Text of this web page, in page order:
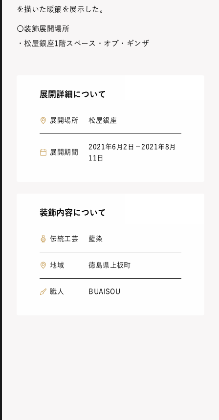
を描いた暖簾を展示した。
〇装飾展開場所
・松屋銀座1階スペース・オブ・ギンザ
展開詳細について
展開場所 松屋銀座
展開期間
2021年6月2日－2021年8月
11日
装飾内容について
伝統工芸 藍染
地域 徳島県上板町
職人 BUAISOU